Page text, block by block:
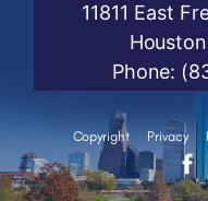
11811 East
Phone:
Copyright Privacy